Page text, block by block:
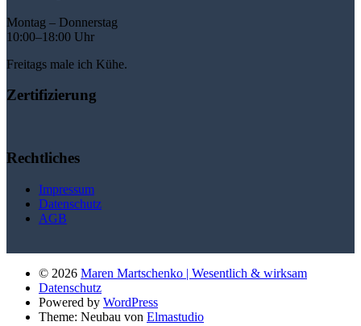
Montag – Donnerstag
10:00–18:00 Uhr
Freitags male ich Kühe.
Zertifizierung
Rechtliches
Impressum
Datenschutz
AGB
© 2026 Maren Martschenko | Wesentlich & wirksam
Datenschutz
Powered by WordPress
Theme: Neubau von Elmastudio